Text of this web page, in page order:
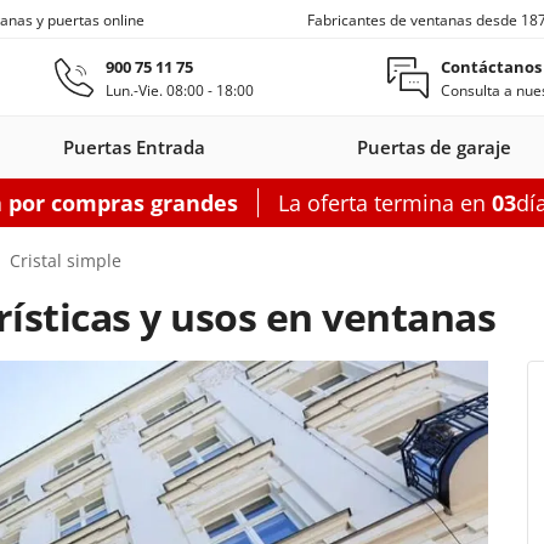
Ir al contenido principal
y puertas online Fabricantes de ventanas desde
900 75 11 75
Lun.-Vie. 08:00 - 18:00
Contáctanos
Consulta a
Ventanas de techo
Ventanas
de techo
Configurador
Claraboyas
Configurador
Ventanas
Balconeras correderas
Balconeras correderas
PVC
Balconeras
Aluminio
Configurador balconeras correderas
Puertas Entrada
entrada
Puertas entrada
aluminio
puertas entrada
Puertas auxiliares
Puertas auxiliares
acero
Puertas
Configurador puertas
Puertas de garaje
Motorizadas
por compras grandes La oferta termina en 03
Cristal simple
y usos en ventanas